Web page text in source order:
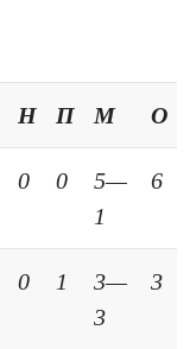
Н П М О
0 0
5—
1
6
0 1
3—
3
3